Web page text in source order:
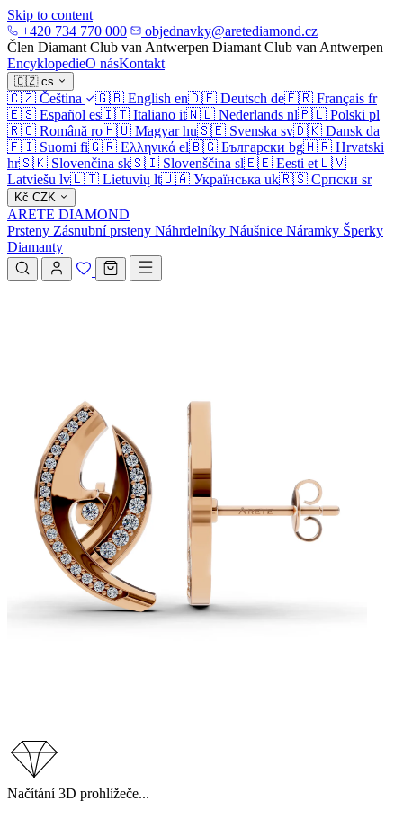
Skip to content
+420 734 770 000
objednavky@aretediamond.cz
Člen Diamant Club van Antwerpen Diamant Club van Antwerpen
EncyklopedieO násKontakt
🇨🇿 cs
🇨🇿 Čeština 🇬🇧 English en🇩🇪 Deutsch de🇫🇷 Français fr
🇪🇸 Español es🇮🇹 Italiano it🇳🇱 Nederlands nl🇵🇱 Polski pl
🇷🇴 Română ro🇭🇺 Magyar hu🇸🇪 Svenska sv🇩🇰 Dansk da
🇫🇮 Suomi fi🇬🇷 Ελληνικά el🇧🇬 Български bg🇭🇷 Hrvatski
hr🇸🇰 Slovenčina sk🇸🇮 Slovenščina sl🇪🇪 Eesti et🇱🇻
Latviešu lv🇱🇹 Lietuvių lt🇺🇦 Українська uk🇷🇸 Српски sr
Kč CZK
ARETE DIAMOND
Prsteny Zásnubní prsteny Náhrdelníky Náušnice Náramky Šperky
Diamanty
Načítání 3D prohlížeče...